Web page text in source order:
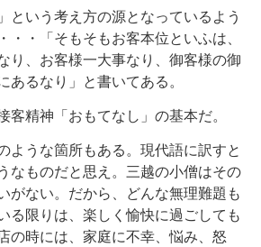
いう考え方の源となっているよう
・・「そもそもお客本位といふは、
り、お客様一大事なり、御客様の御
あるなり」と書いてある。
精神「おもてなし」の基本だ。
うな箇所もある。現代語に訳すと
なものだと思え。三越の小僧はその
がない。だから、どんな無理難題も
る限りは、楽しく愉快に過ごしても
の時には、家庭に不幸、悩み、怒